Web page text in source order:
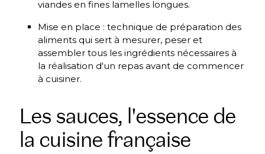
viandes en fines lamelles longues.
Mise en place : technique de préparation des
aliments qui sert à mesurer, peser et
assembler tous les ingrédients nécessaires à
la réalisation d'un repas avant de commencer
à cuisiner.
Les sauces, l'essence de
la cuisine française